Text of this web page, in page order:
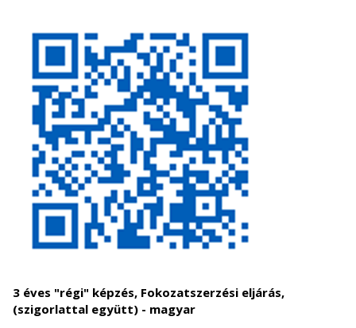
3 éves "régi" képzés, Fokozatszerzési eljárás,
(szigorlattal együtt) - magyar